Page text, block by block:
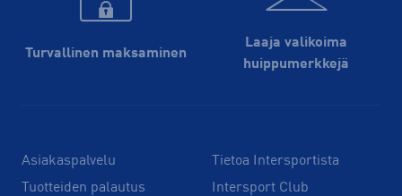
Turvallinen maksaminen
Laaja valikoima
huippu­merkkejä
Asiakaspalvelu
Tuotteiden palautus
Tietoa Intersportista
Intersport Club